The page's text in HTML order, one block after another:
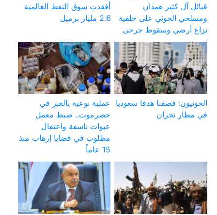
قبائل آل كثير همدان
ومسلحي الحوثي على خلفية
نزاع أرضي وسقوط جرحى
أفقدت سوق النفط العالمية
2.6 مليار برميل
الحوثيون: قصفنا هدفا سعوديا
في مطار نجران
عملية نوعية بالعبر في
حضرموت.. ضبط معمل
عبوات ناسفة واعتقال
مطلوب في قضايا إرهاب منذ
15 عاماً